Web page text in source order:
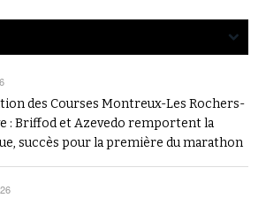
des Courses Montreux-Les Rochers-
: Briffod et Azevedo remportent la
succès pour la première du marathon